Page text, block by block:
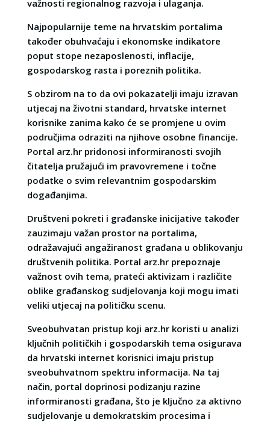
važnosti regionalnog razvoja i ulaganja.
Najpopularnije teme na hrvatskim portalima
također obuhvaćaju i ekonomske indikatore
poput stope nezaposlenosti, inflacije,
gospodarskog rasta i poreznih politika.
S obzirom na to da ovi pokazatelji imaju izravan
utjecaj na životni standard, hrvatske internet
korisnike zanima kako će se promjene u ovim
područjima odraziti na njihove osobne financije.
Portal arz.hr pridonosi informiranosti svojih
čitatelja pružajući im pravovremene i točne
podatke o svim relevantnim gospodarskim
događanjima.
Društveni pokreti i građanske inicijative također
zauzimaju važan prostor na portalima,
odražavajući angažiranost građana u oblikovanju
društvenih politika. Portal arz.hr prepoznaje
važnost ovih tema, prateći aktivizam i različite
oblike građanskog sudjelovanja koji mogu imati
veliki utjecaj na političku scenu.
Sveobuhvatan pristup koji arz.hr koristi u analizi
ključnih političkih i gospodarskih tema osigurava
da hrvatski internet korisnici imaju pristup
sveobuhvatnom spektru informacija. Na taj
način, portal doprinosi podizanju razine
informiranosti građana, što je ključno za aktivno
sudjelovanje u demokratskim procesima i